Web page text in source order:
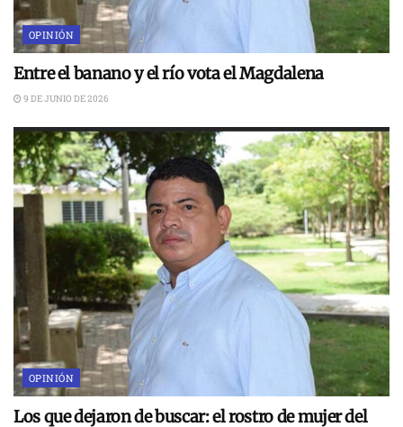
OPINIÓN
Entre el banano y el río vota el Magdalena
9 DE JUNIO DE 2026
OPINIÓN
Los que dejaron de buscar: el rostro de mujer del